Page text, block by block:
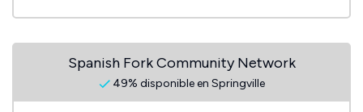
Spanish Fork Community Network
49% disponible en Springville